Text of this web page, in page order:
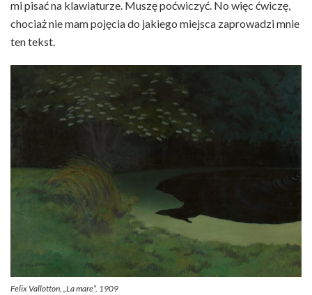
mi pisać na klawiaturze. Muszę poćwiczyć. No więc ćwiczę,
chociaż nie mam pojęcia do jakiego miejsca zaprowadzi mnie
ten tekst.
Felix Vallotton, „La mare”, 1909